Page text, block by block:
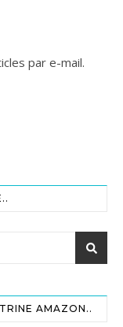
par e-mail.
AMAZON..